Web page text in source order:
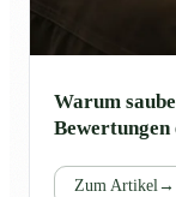
Warum
Zum Artikel→